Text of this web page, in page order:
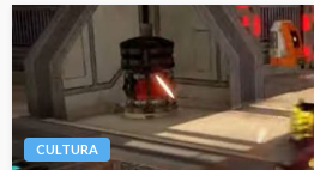
CULTURA